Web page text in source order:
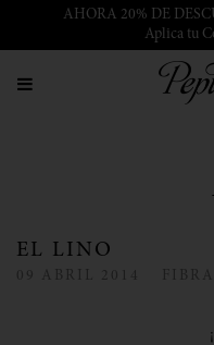
AHORA 20% DE
Aplica tu
EL LINO
09 ABRIL 2014